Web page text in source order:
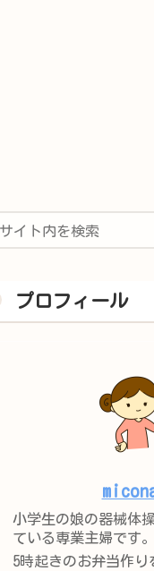
プロフィール
小学生の娘の器械体
ている専業主婦です。
5時起きのお弁当作り